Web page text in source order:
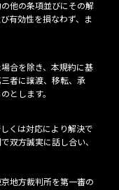
他の条項並びにその解
有効性を損なわず、ま
合を除き、本規約に基
者に譲渡、移転、承
とします。
くは対応により解決で
双方誠実に話し合い、
地方裁判所を第一審の